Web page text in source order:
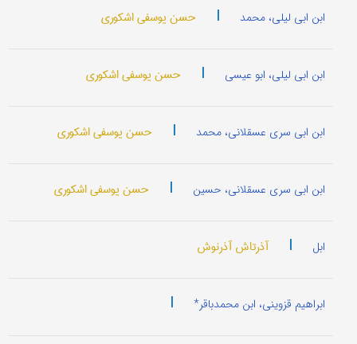
ابن ابی لیلی، محمد | حسن یوسفی اشکوری
ابن ابی لیلی، ابو عیسی | حسن یوسفی اشکوری
ابن ابی سری عسقلانی، محمد | حسن یوسفی اشکوری
ابن ابی سری عسقلانی، حسين | حسن یوسفی اشکوری
ابل | آذرتاش آذرنوش
ابراهیم قزوینی، ابن محمدباقر* |